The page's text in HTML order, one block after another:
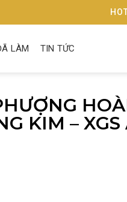
LÀM TIN TỨC
KIM – XGS